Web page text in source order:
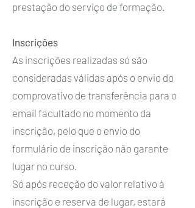
prestação do serviço de formação.
Inscrições
As inscrições realizadas só são
consideradas válidas após o envio do
comprovativo de transferência para o
email facultado no momento da
inscrição, pelo que o envio do
formulário de inscrição não garante
lugar no curso.
Só após receção do valor relativo à
inscrição e reserva de lugar, estará